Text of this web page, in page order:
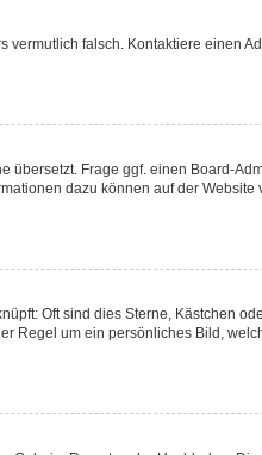
falsch. Kontaktiere einen
Frage ggf. einen Board-
dazu können auf der Website
Oft sind dies Sterne, Kästchen
Regel um ein persönliches Bild,